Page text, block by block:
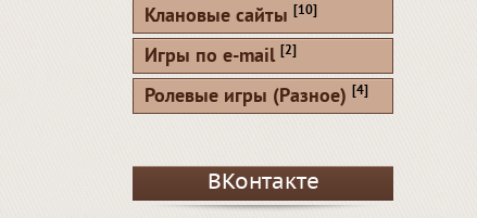
Клановые сайты [10]
Игры по e-mail [2]
Ролевые игры (Разное) [4]
ВКонтакте